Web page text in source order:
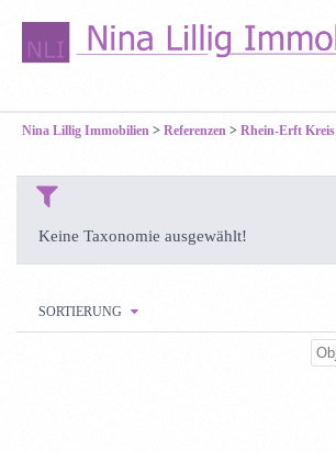
Nina Lillig Immobilien > Referenzen > Rhein-Erft Kreis
Keine Taxonomie ausgewählt!
SORTIERUNG